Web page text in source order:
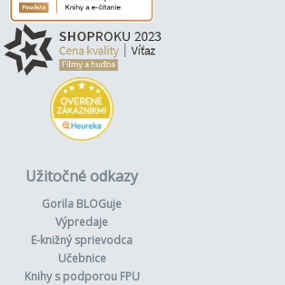
Užitočné odkazy
Gorila BLOGuje
Výpredaje
E-knižný sprievodca
Učebnice
Knihy s podporou FPU